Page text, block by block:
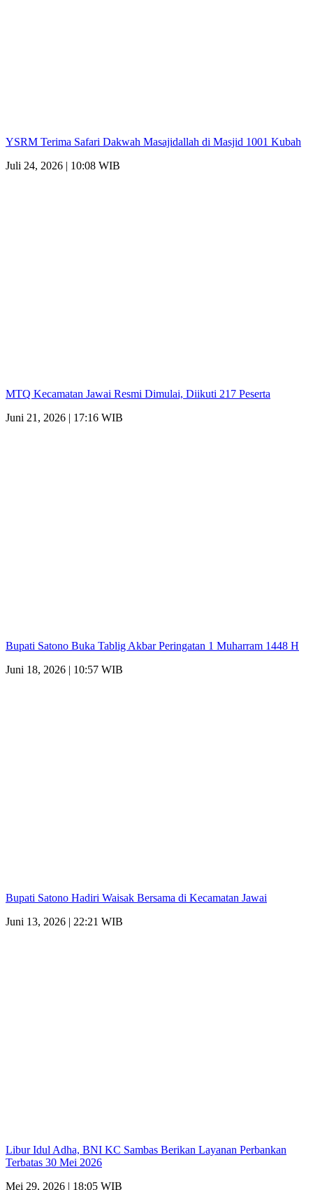
YSRM Terima Safari Dakwah Masajidallah di Masjid 1001 Kubah
Juli 24, 2026 | 10:08 WIB
MTQ Kecamatan Jawai Resmi Dimulai, Diikuti 217 Peserta
Juni 21, 2026 | 17:16 WIB
Bupati Satono Buka Tablig Akbar Peringatan 1 Muharram 1448 H
Juni 18, 2026 | 10:57 WIB
Bupati Satono Hadiri Waisak Bersama di Kecamatan Jawai
Juni 13, 2026 | 22:21 WIB
Libur Idul Adha, BNI KC Sambas Berikan Layanan Perbankan
Terbatas 30 Mei 2026
Mei 29, 2026 | 18:05 WIB